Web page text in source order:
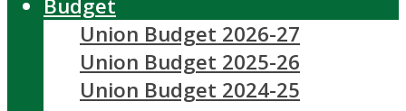
Budget
Union Budget 2026-27
Union Budget 2025-26
Union Budget 2024-25